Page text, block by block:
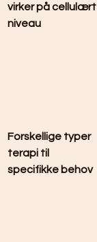
virker på cellulært
niveau
Forskellige typer
terapi til
specifikke behov